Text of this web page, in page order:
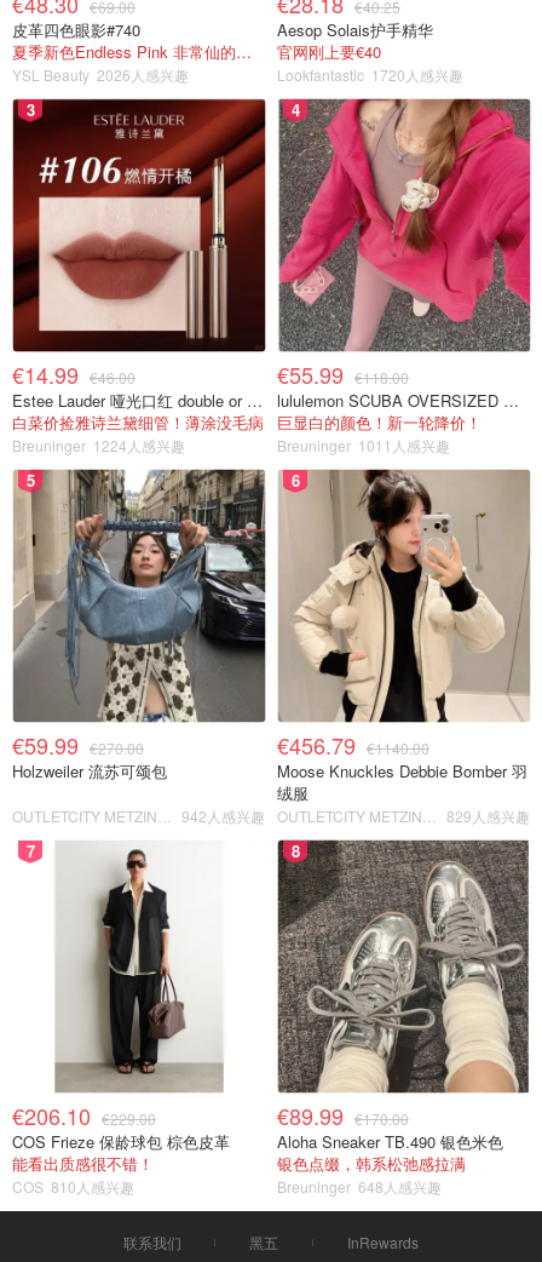
€69.00
皮革四色眼影#740
夏季新色Endless Pink 非常仙的亮片盘！
YSL Beauty 2026人感兴趣
€40.25
Aesop Solais护手精华
官网刚上要€40
Lookfantastic 1720人感兴趣
3
€14.99 €46.00
Estee Lauder 哑光口红 double or nothing色号
白菜价捡雅诗兰黛细管！薄涂没毛病
Breuninger 1224人感兴趣
4
€55.99 €118.00
lululemon SCUBA OVERSIZED 半拉链卫衣 紫红色
巨显白的颜色！新一轮降价！
Breuninger 1011人感兴趣
5
€59.99 €270.00
Holzweiler 流苏可颂包
942人感兴趣
6
€456.79 €1140.00
Moose Knuckles Debbie Bomber 羽
绒服
829人感兴趣
7
€206.10 €229.00
COS Frieze 保龄球包 棕色皮革
能看出质感很不错！
COS 810人感兴趣
8
€89.99 €170.00
Aloha Sneaker TB.490 银色米色
银色点缀，韩系松弛感拉满
Breuninger 648人感兴趣
联系我们 黑五 InRewards